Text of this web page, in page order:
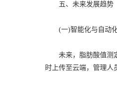
五、未来发展趋势
(一)智能化与自动
未来，脂肪酸值测定
时上传至云端，管理人